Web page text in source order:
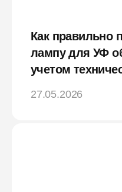
Как правильно
лампу для УФ
учетом
27.05.2026